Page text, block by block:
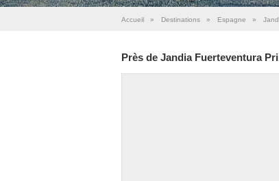
Accueil » Destinations » Espagne »
Près de Jandia Fuerteventura